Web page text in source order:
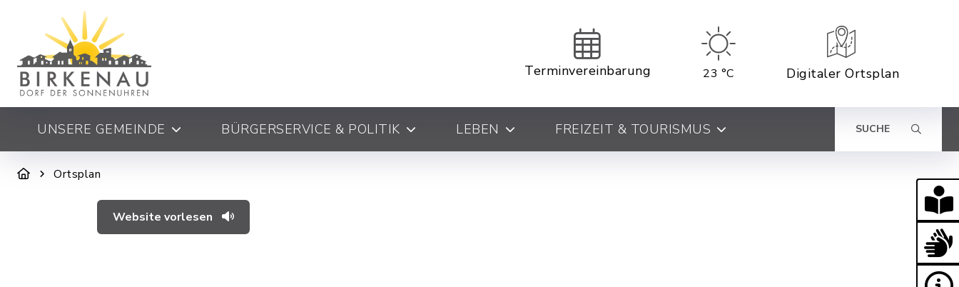
Terminvereinbarung 23 °C Digitaler Ortsplan
UNSERE GEMEINDE BÜRGERSERVICE & POLITIK LEBEN FREIZEIT & TOURISMUS SUCHE
Ortsplan
Website vorlesen